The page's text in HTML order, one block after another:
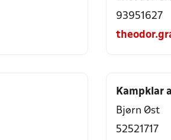
93951627
Kampklar
Bjørn Øst
52521717